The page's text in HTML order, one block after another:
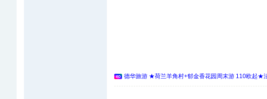
德华旅游 ★荷兰羊角村+郁金香花园周末游 110欧起★